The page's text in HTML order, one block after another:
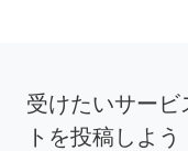
受けたいサービ
トを投稿しよう